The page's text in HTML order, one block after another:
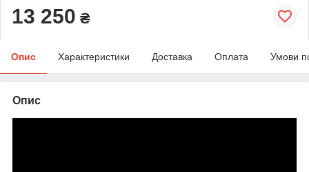
13 250 ₴
Опис Характеристики Доставка Оплата Умови
Опис